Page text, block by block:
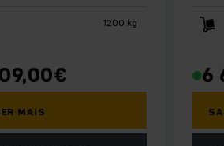
1200 kg
€
MAIS
6